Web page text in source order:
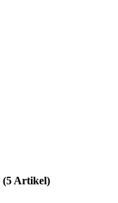
(5 Artikel)